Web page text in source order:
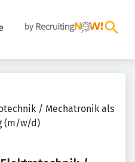
/ Mechatronik als
(m/w/d)